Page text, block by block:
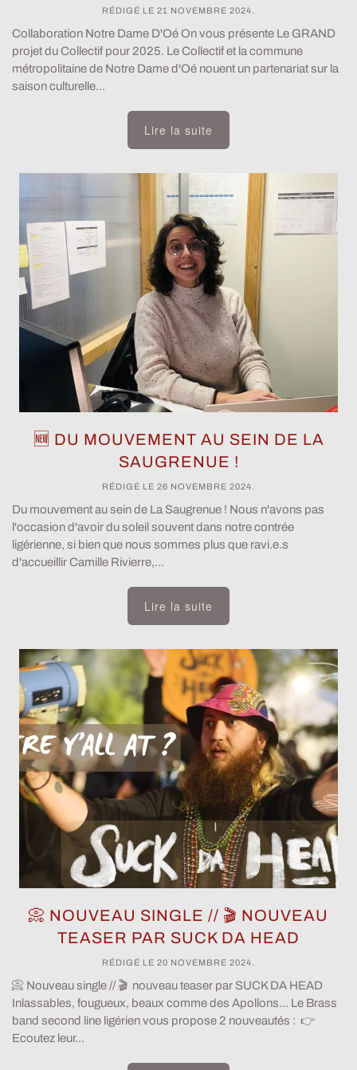
RÉDIGÉ LE 21 NOVEMBRE 2024
Collaboration Notre Dame D'Oé On vous présente Le GRAND
projet du Collectif pour 2025. Le Collectif et la commune
métropolitaine de Notre Dame d'Oé nouent un partenariat sur la
saison culturelle...
Lire la suite
🆕 DU MOUVEMENT AU SEIN DE LA
SAUGRENUE !
RÉDIGÉ LE 26 NOVEMBRE 2024
Du mouvement au sein de La Saugrenue ! Nous n'avons pas
l'occasion d'avoir du soleil souvent dans notre contrée
ligérienne, si bien que nous sommes plus que ravi.e.s
d'accueillir Camille Rivierre,...
Lire la suite
📀 NOUVEAU SINGLE // 🎬 NOUVEAU
TEASER PAR SUCK DA HEAD
RÉDIGÉ LE 20 NOVEMBRE 2024
📀 Nouveau single // 🎬 nouveau teaser par SUCK DA HEAD
Inlassables, fougueux, beaux comme des Apollons... Le Brass
band second line ligérien vous propose 2 nouveautés : 👉
Ecoutez leur...